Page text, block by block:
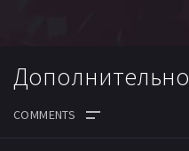
Дополнительно